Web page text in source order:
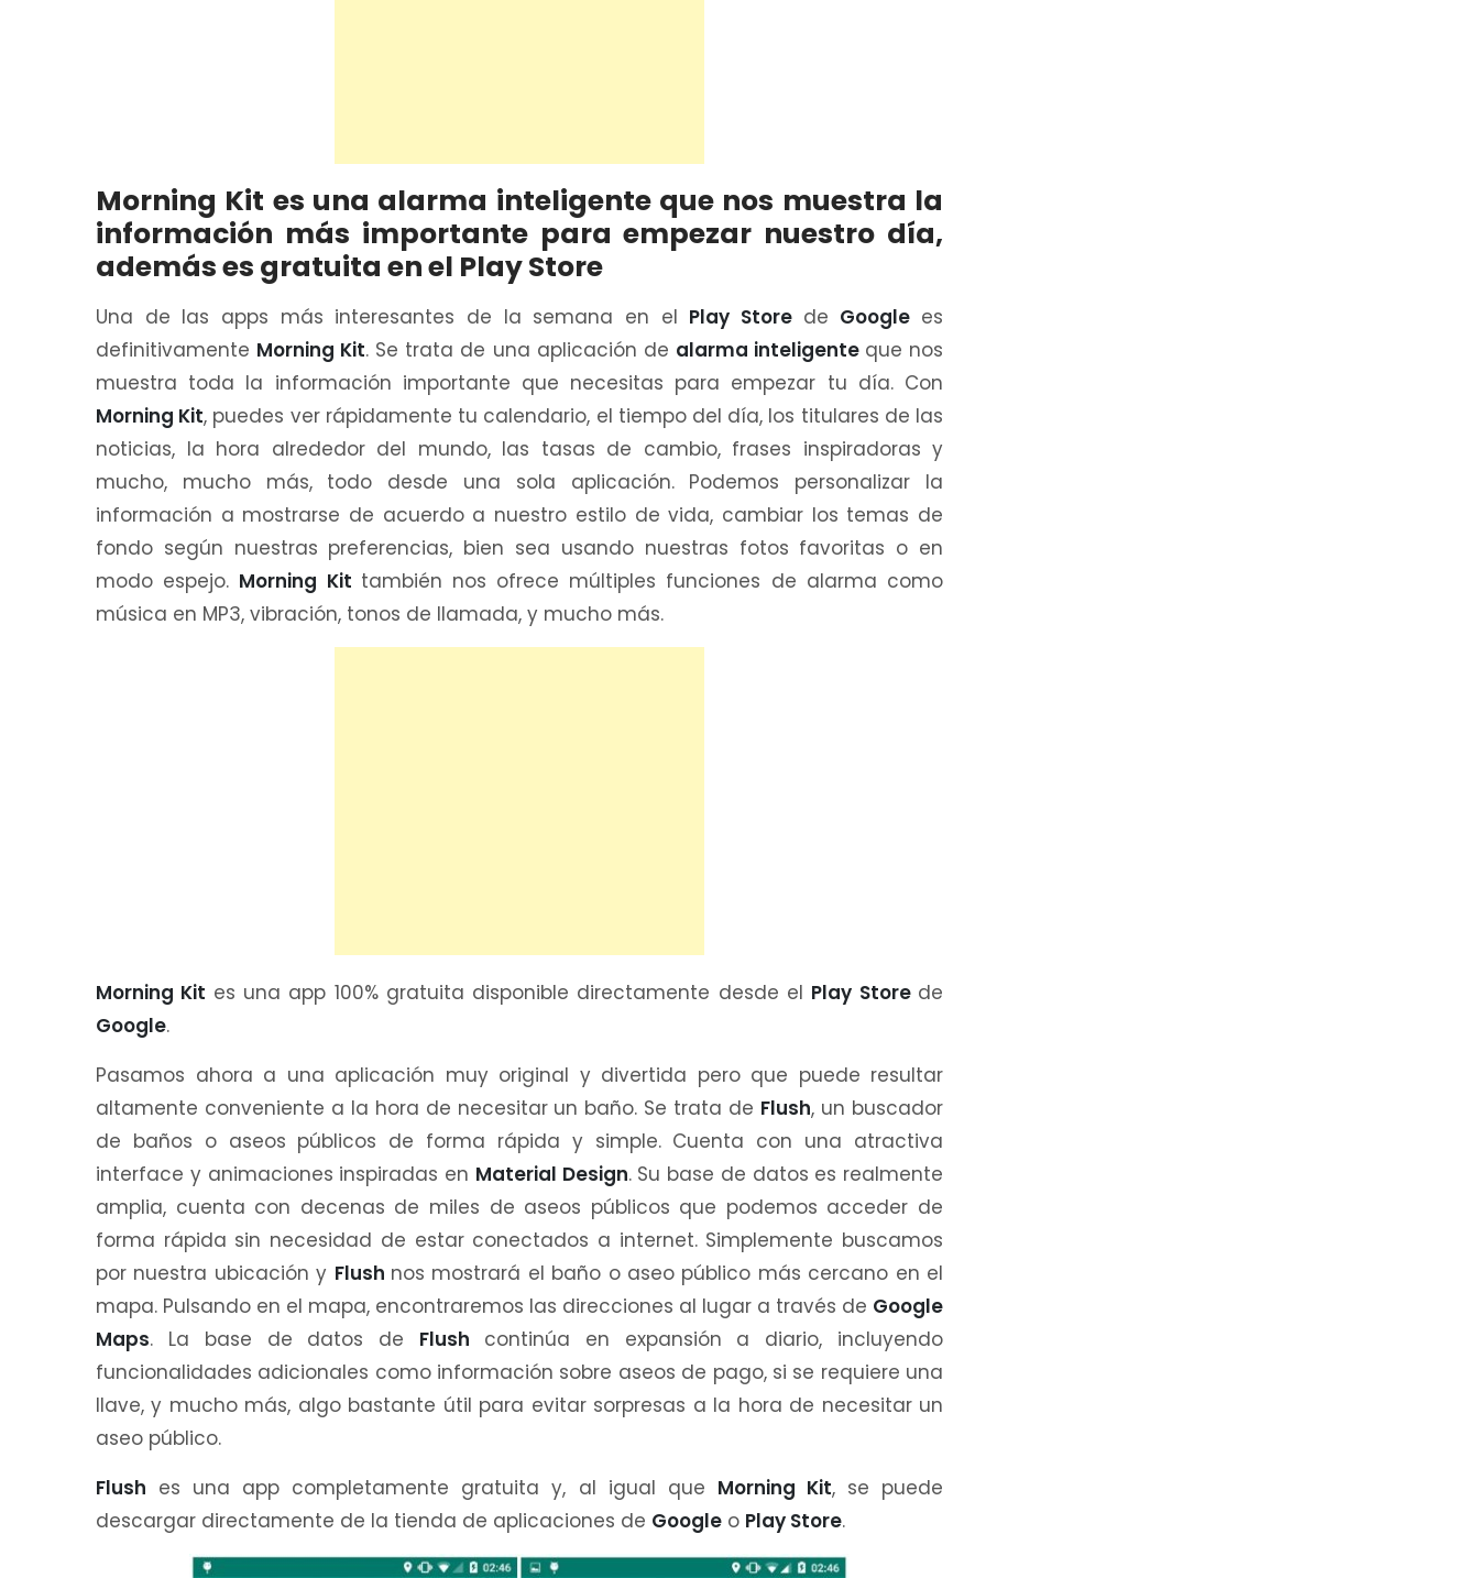
Morning Kit es una alarma inteligente que nos muestra la
información más importante para empezar nuestro día,
además es gratuita en el Play Store
Una de las apps más interesantes de la semana en el Play Store de Google es
definitivamente Morning Kit. Se trata de una aplicación de alarma inteligente que nos
muestra toda la información importante que necesitas para empezar tu día. Con
Morning Kit, puedes ver rápidamente tu calendario, el tiempo del día, los titulares de las
noticias, la hora alrededor del mundo, las tasas de cambio, frases inspiradoras y
mucho, mucho más, todo desde una sola aplicación. Podemos personalizar la
información a mostrarse de acuerdo a nuestro estilo de vida, cambiar los temas de
fondo según nuestras preferencias, bien sea usando nuestras fotos favoritas o en
modo espejo. Morning Kit también nos ofrece múltiples funciones de alarma como
música en MP3, vibración, tonos de llamada, y mucho más.
Morning Kit es una app 100% gratuita disponible directamente desde el Play Store de
Google.
Pasamos ahora a una aplicación muy original y divertida pero que puede resultar
altamente conveniente a la hora de necesitar un baño. Se trata de Flush, un buscador
de baños o aseos públicos de forma rápida y simple. Cuenta con una atractiva
interface y animaciones inspiradas en Material Design. Su base de datos es realmente
amplia, cuenta con decenas de miles de aseos públicos que podemos acceder de
forma rápida sin necesidad de estar conectados a internet. Simplemente buscamos
por nuestra ubicación y Flush nos mostrará el baño o aseo público más cercano en el
mapa. Pulsando en el mapa, encontraremos las direcciones al lugar a través de Google
Maps. La base de datos de Flush continúa en expansión a diario, incluyendo
funcionalidades adicionales como información sobre aseos de pago, si se requiere una
llave, y mucho más, algo bastante útil para evitar sorpresas a la hora de necesitar un
aseo público.
Flush es una app completamente gratuita y, al igual que Morning Kit, se puede
descargar directamente de la tienda de aplicaciones de Google o Play Store.